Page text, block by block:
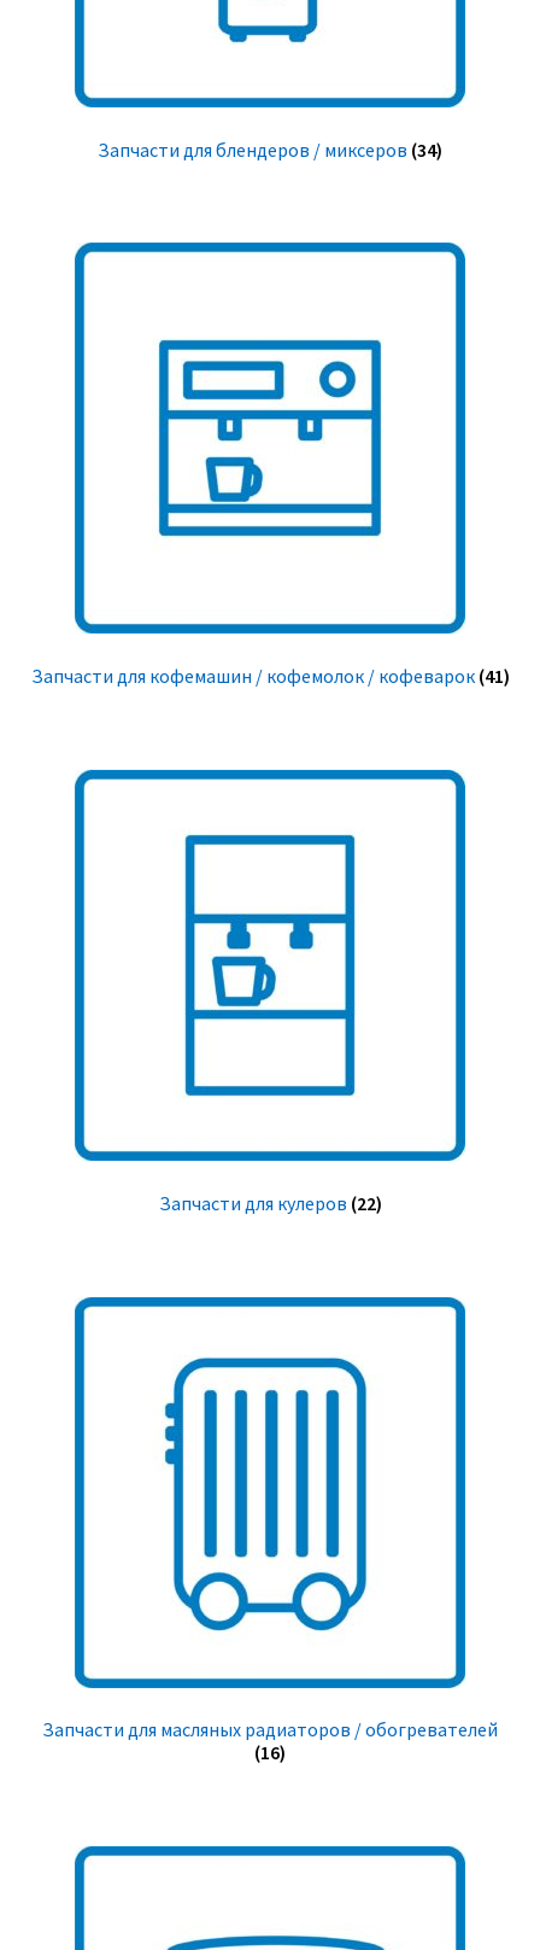
Запчасти для блендеров / миксеров (34)
Запчасти для кофемашин / кофемолок / кофеварок (41)
Запчасти для кулеров (22)
Запчасти для масляных радиаторов / обогревателей
(16)